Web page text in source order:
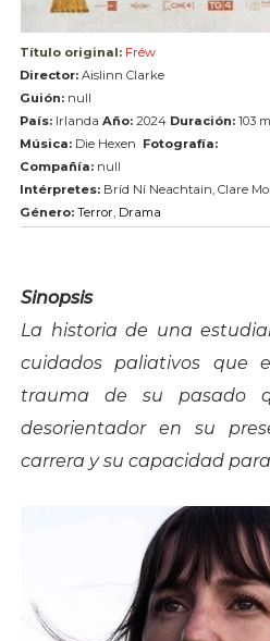
Título original: Fréw
Director: Aislinn Clarke
Guión: null
País: Irlanda Año: 2024Duración: 103
Música: Die Hexen Fotografía:
Compañía: null
Intérpretes: Bríd Ní Neachtain, Clare
Género: Terror, Drama
Sinopsis
La historia de una
cuidados paliativos que
trauma de su pasado
desorientador en su
carrera y su capacidad